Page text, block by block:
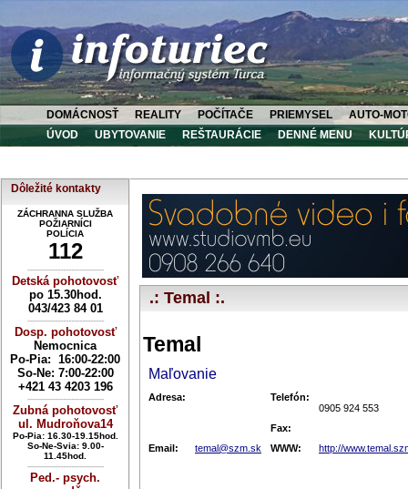
DOMÁCNOSŤ REALITY POČÍTAČE PRIEMYSEL
AUTO-
ÚVOD
UBYTOVANIE REŠTAURÁCIE DENNÉ MENU
Dôležité kontakty
ZÁCHRANNA SLUŽBA
POŽIARNÍCI
POLÍCIA
112
----------------------------
Detská pohotovosť
po 15.30hod.
043/423 84 01
----------------------------
Dosp. pohotovosť
Nemocnica
Po-Pia: 16:00-22:00
So-Ne: 7:00-22:00
+421 43 4203 196
----------------------------
Zubná pohotovosť
ul. Mudroňova14
Po-Pia: 16.30-19.15hod.
So-Ne-Svia: 9.00-
11.45hod.
----------------------------
Ped.- psych.
.: Temal :.
Temal
Maľovanie
Adresa:
Telefón:
0905 924 553
Fax:
Email:
temal@szm.sk WWW: http://